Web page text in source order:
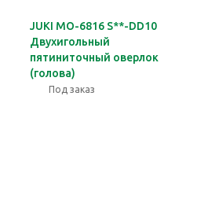
JUKI MO-6816 S**-DD10
Двухигольный
пятиниточный оверлок
(голова)
Под заказ